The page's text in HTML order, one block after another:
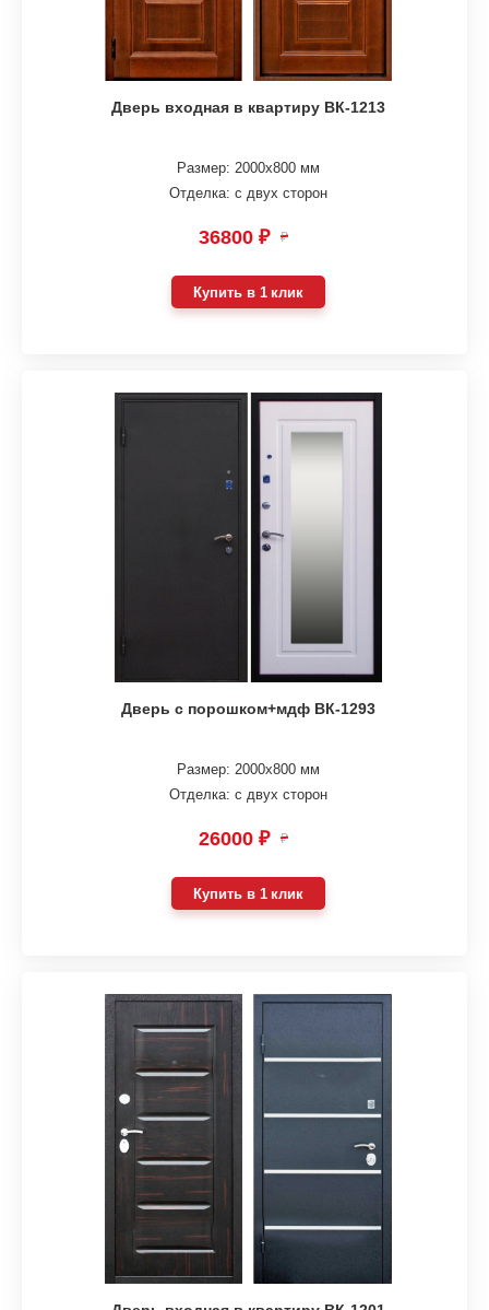
Дверь входная в квартиру ВК-1213
Размер: 2000х800 мм
Отделка: с двух сторон
36800 ₽ ₽
Купить в 1 клик
Дверь с порошком+мдф ВК-1293
Размер: 2000х800 мм
Отделка: с двух сторон
26000 ₽ ₽
Купить в 1 клик